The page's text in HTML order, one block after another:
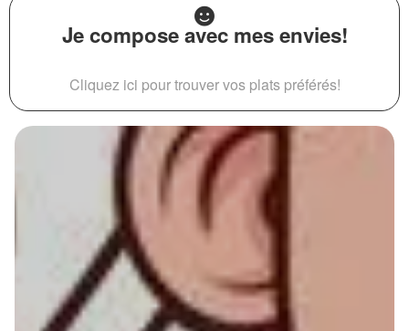
Je compose avec mes envies!
Cliquez ici pour trouver vos plats préférés!